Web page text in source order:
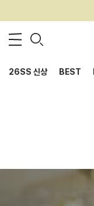
26SS 신상 BEST